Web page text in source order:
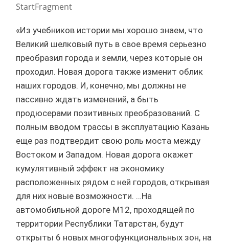
StartFragment
«Из учебников истории мы хорошо знаем, что
Великий шелковый путь в свое время серьезно
преобразил города и земли, через которые он
проходил. Новая дорога также изменит облик
наших городов. И, конечно, мы должны не
пассивно ждать изменений, а быть
продюсерами позитивных преобразований. С
полным вводом трассы в эксплуатацию Казань
еще раз подтвердит свою роль моста между
Востоком и Западом. Новая дорога окажет
кумулятивный эффект на экономику
расположенных рядом с ней городов, открывая
для них новые возможности. …На
автомобильной дороге М12, проходящей по
территории Республики Татарстан, будут
открыты 6 новых многофункциональных зон, на